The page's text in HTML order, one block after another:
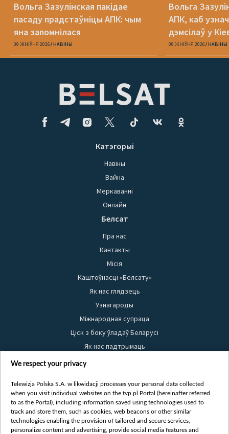
Вольга Зазулінская пакідае
пасаду прадстаўніцы АПК: чым
яна запомнілася
09 ЖНІЎНЯ 2026 НАВІНЫ
Вольга
АПК, каб
дэмсілаў у
Юлія Міцкевіч
09 ЖНІЎНЯ 2026 НАВІНЫ
Катэгорыі
Навіны
Вайна
Меркаванні
Онлайн
Белсат
Пра нас
Кантакты
Місія
Каштоўнасці «Белсату»
Як нас глядзець
Узнагароды
Міжнародная супраца
Ціск з боку ўладаў Беларусі
Як нас падтрымаць
Правілы выкарыстання матэрыялаў
Бяспека
Youtube
Белсат news
We respect your privacy
Telewizja Polska S.A. w likwidacji processes your personal data collected
when you visit individual websites on the tvp.pl Portal (hereinafter referred
to as the Portal), including information saved using technologies used to
track and store them, such as cookies, web beacons or other similar
technologies enabling the provision of tailored and secure services,
personalize content and advertising, provide social media features and